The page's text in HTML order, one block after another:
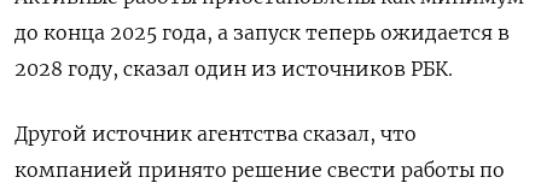
до конца 2025 года, а запуск теперь ожидается в
2028 году, сказал один из источников РБК.
Другой источник агентства сказал, что
компанией принято решение свести работы по